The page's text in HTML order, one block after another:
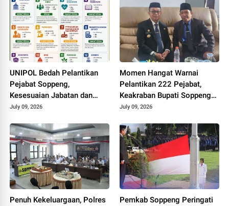
UNIPOL Bedah Pelantikan
Pejabat Soppeng,
Kesesuaian Jabatan dan
Disiplin Ilmu Capai 70–75
July 09, 2026
Momen Hangat Warnai
Pelantikan 222 Pejabat,
Keakraban Bupati Soppeng
dan Kepala Kemenag Curi
July 09, 2026
Penuh Kekeluargaan, Polres
Pemkab Soppeng Peringati